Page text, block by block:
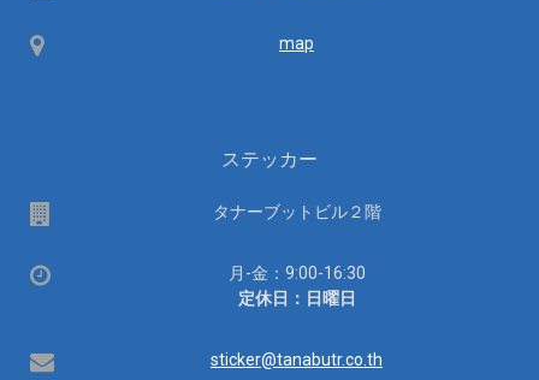
Map map
ステッカー
タナーブットビル２階
営
月-金：9:00-16:30
定休日：日曜日
Email sticker@tanabutr.co.th